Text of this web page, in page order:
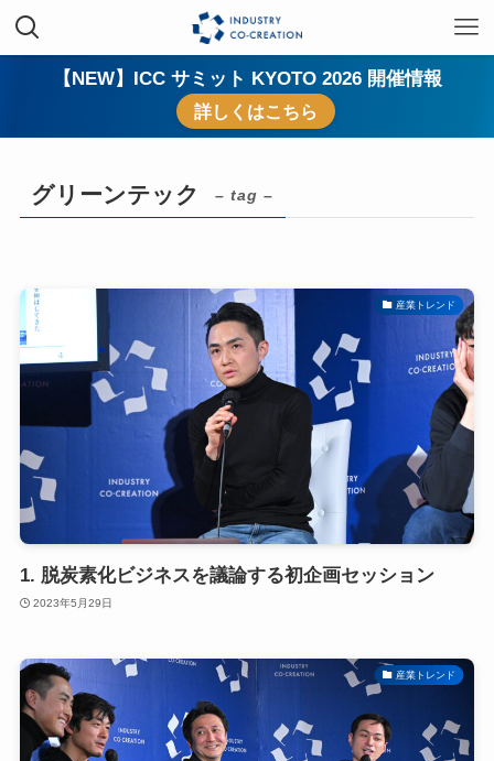
【NEW】ICC サミット KYOTO 2026 開催情報
詳しくはこちら
グリーンテック – tag –
産業トレンド
1. 脱炭素化ビジネスを議論する初企画セッション
2023年5月29日
産業トレンド